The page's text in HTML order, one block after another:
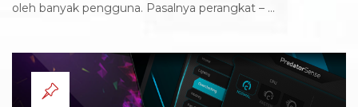
oleh banyak pengguna. Pasalnya perangkat – ...